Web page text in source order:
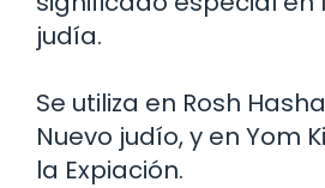
judía.
Se utiliza en Rosh
Nuevo judío, y en Yom
la Expiación.